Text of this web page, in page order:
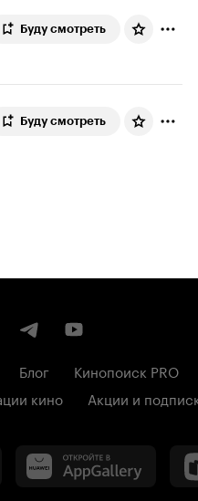
Буду смотреть
Буду смотреть
Блог Кинопоиск PRO
кино Акции и